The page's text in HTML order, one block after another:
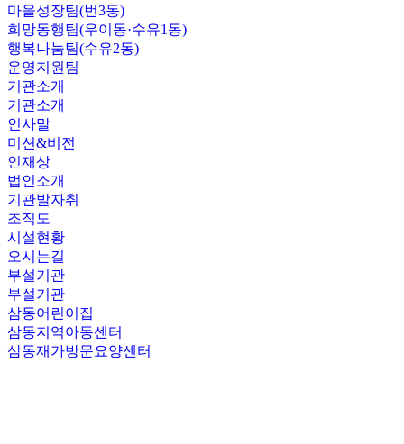
마을성장팀(번3동)
희망동행팀(우이동·수유1동)
행복나눔팀(수유2동)
운영지원팀
기관소개
기관소개
인사말
미션&비전
인재상
법인소개
기관발자취
조직도
시설현황
오시는길
부설기관
부설기관
삼동어린이집
삼동지역아동센터
삼동재가방문요양센터